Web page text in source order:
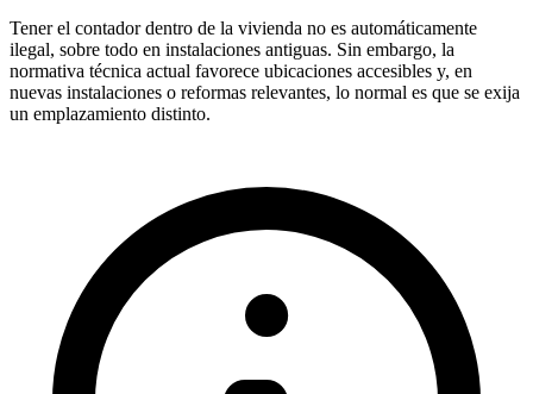
Tener el contador dentro de la vivienda no es automáticamente
ilegal, sobre todo en instalaciones antiguas. Sin embargo, la
normativa técnica actual favorece ubicaciones accesibles y, en
nuevas instalaciones o reformas relevantes, lo normal es que se exija
un emplazamiento distinto.